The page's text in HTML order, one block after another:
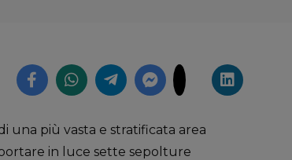
una più vasta e stratificata area
in luce sette sepolture